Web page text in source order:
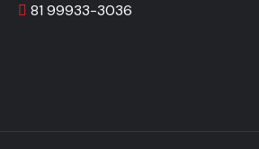
81 99933-3036